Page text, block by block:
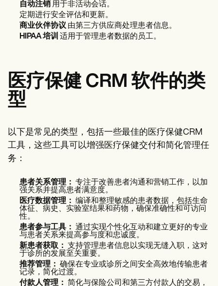
自动注销 用于非活动会话。
定期进行安全评估和更新。
商业伙伴协议 由第三方供应商处理患者信息。
HIPAA 培训 适用于管理患者数据的员工。
医疗保健 CRM 软件的类
型
以下是常见的类型，包括一些最佳的医疗保健CRM
工具，这些工具可以增强医疗保健交付和简化管理任
务：
患者关系管理： 专注于改善患者沟通和营销工作，以加
强关系并提高患者满意度。
医疗数据管理： 编译和整理敏感的患者数据，包括生命
体征、病史、实验室结果和药物，确保准确性和可访问
性。
患者参与工具： 通过实现个性化互动和建立更好的专业
与患者关系来提高参与度和忠诚度。
新患者获取： 支持管理患者信息以实现无缝入职，这对
于诊所的发展至关重要。
推荐管理： 确保在专业或诊所之间安全高效地传输患者
记录，简化过渡。
付款人管理： 简化与保险公司和第三方付款人的交易，